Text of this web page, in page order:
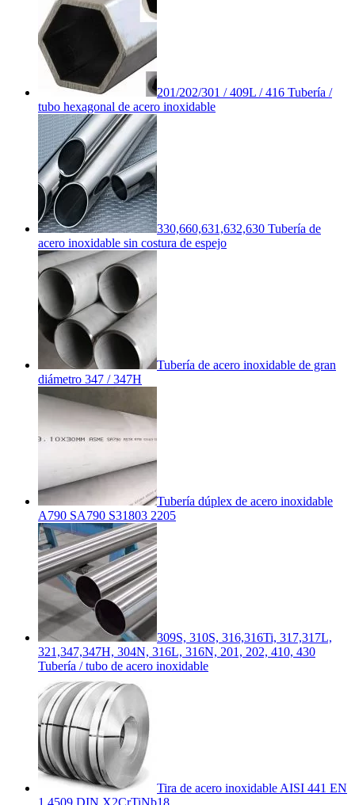
201/202/301 / 409L / 416 Tubería /
tubo hexagonal de acero inoxidable
330,660,631,632,630 Tubería de
acero inoxidable sin costura de espejo
Tubería de acero inoxidable de gran
diámetro 347 / 347H
Tubería dúplex de acero inoxidable
A790 SA790 S31803 2205
309S, 310S, 316,316Ti, 317,317L,
321,347,347H, 304N, 316L, 316N, 201, 202, 410, 430
Tubería / tubo de acero inoxidable
Tira de acero inoxidable AISI 441 EN
1.4509 DIN X2CrTiNb18